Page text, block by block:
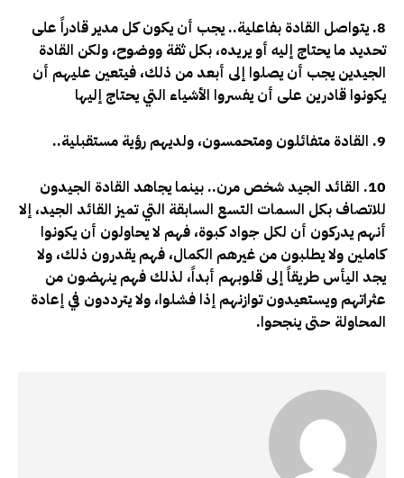
8. يتواصل القادة بفاعلية.. يجب أن يكون كل مدير قادراً على
تحديد ما يحتاج إليه أو يريده، بكل ثقة ووضوح، ولكن القادة
الجيدين يجب أن يصلوا إلى أبعد من ذلك، فيتعين عليهم أن
يكونوا قادرين على أن يفسروا الأشياء التي يحتاج إليها
9. القادة متفائلون ومتحمسون، ولديهم رؤية مستقبلية..
10. القائد الجيد شخص مرن.. بينما يجاهد القادة الجيدون
للاتصاف بكل السمات التسع السابقة التي تميز القائد الجيد، إلا
أنهم يدركون أن لكل جواد كبوة، فهم لا يحاولون أن يكونوا
كاملين ولا يطلبون من غيرهم الكمال، فهم يقدرون ذلك، ولا
يجد اليأس طريقاً إلى قلوبهم أبداً، لذلك فهم ينهضون من
عثراتهم ويستعيدون توازنهم إذا فشلوا، ولا يترددون في إعادة
المحاولة حتى ينجحوا.